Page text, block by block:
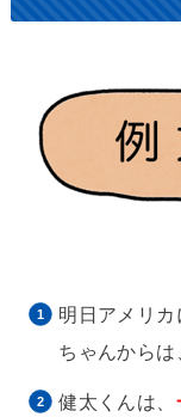
明日アメリ
ちゃんからは
健太くんは、